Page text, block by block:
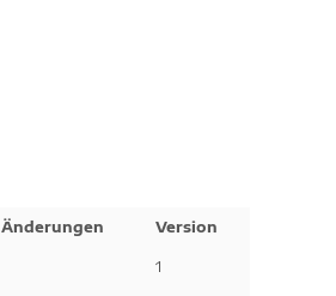
Änderungen Version
1